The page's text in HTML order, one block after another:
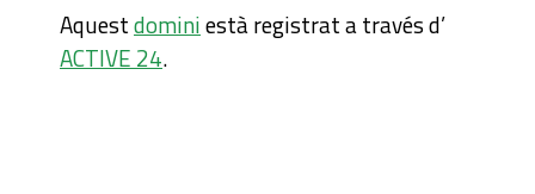
Aquestdominiestà registrat a través d’
ACTIVE 24.